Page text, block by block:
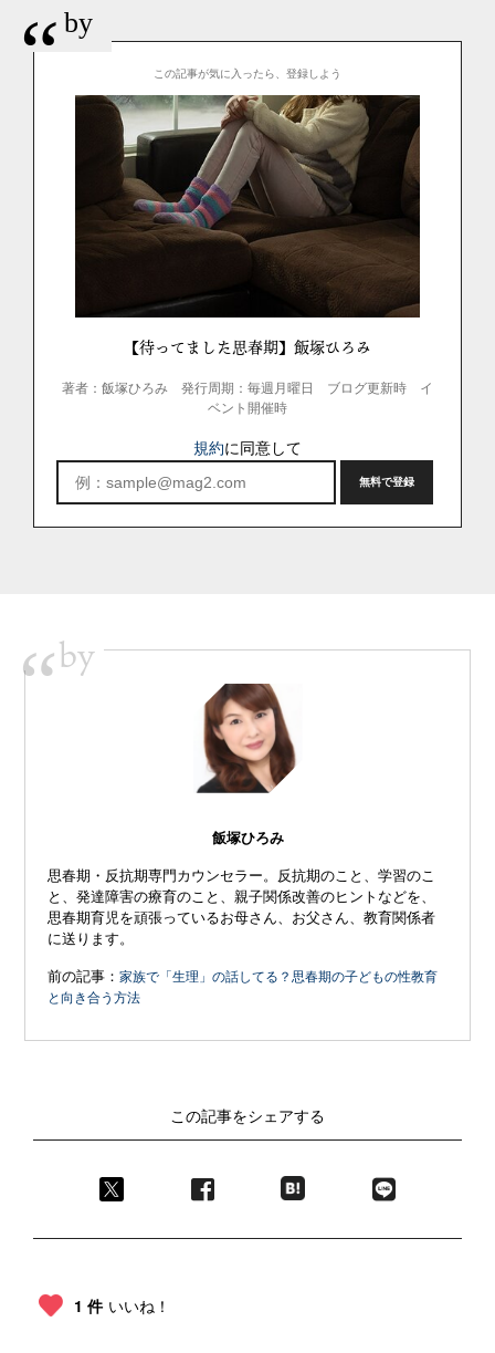
“ by
この記事が気に入ったら、登録しよう
【待ってました思春期】飯塚ひろみ
著者：飯塚ひろみ
発行周期：毎週月曜日 ブログ更新時 イ
ベント開催時
規約に同意して
“by
飯塚ひろみ
思春期・反抗期専門カウンセラー。反抗期のこと、学習のこ
と、発達障害の療育のこと、親子関係改善のヒントなどを、
思春期育児を頑張っているお母さん、お父さん、教育関係者
に送ります。
前の記事：家族で「生理」の話してる？思春期の子どもの性教育
と向き合う方法
この記事をシェアする
1 件 いいね！